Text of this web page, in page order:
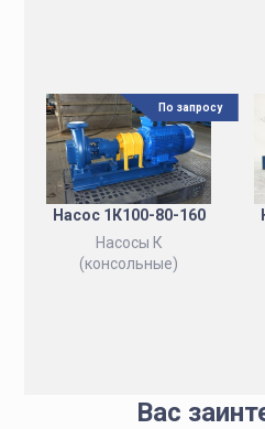
Насос 1К100-80-160
Насосы К
(консольные)
По запросу
Вас